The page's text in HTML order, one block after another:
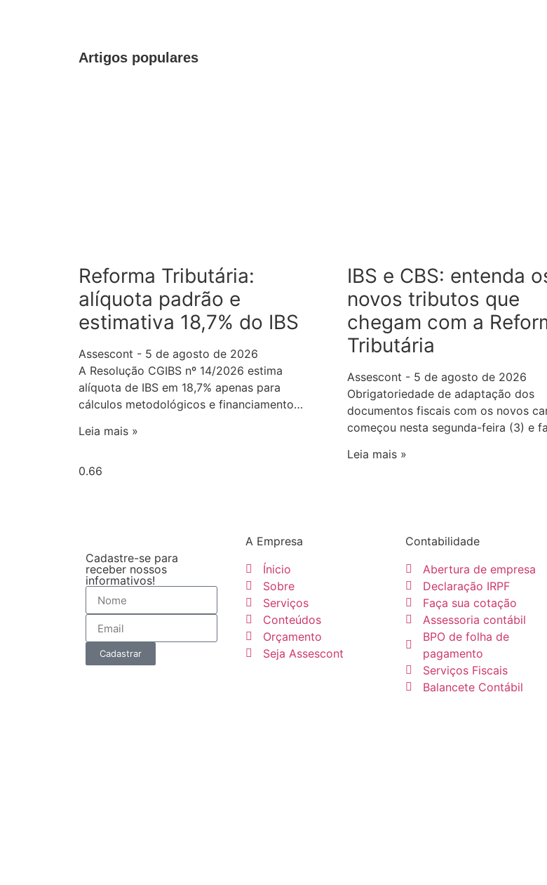
Artigos populares
Reforma Tributária:
alíquota padrão e
estimativa 18,7% do IBS
Assescont
5 de agosto de 2026
A Resolução CGIBS nº 14/2026 estima
alíquota de IBS em 18,7% apenas para
cálculos metodológicos e financiamento…
Leia mais »
IBS e CBS: entenda
novos tributos que
chegam com a
Tributária
Assescont
5 de agosto de 2026
Obrigatoriedade de adaptação dos
documentos fiscais com os novos
começou nesta segunda-feira (3) e
Leia mais »
Cadastre-se para
receber nossos
informativos!
Cadastrar
A Empresa
Ínicio
Sobre
Serviços
Conteúdos
Orçamento
Seja Assescont
Contabilidade
Abertura de empresa
Declaração IRPF
Faça sua cotação
Assessoria contábil
BPO de folha de
pagamento
Serviços Fiscais
Balancete Contábil